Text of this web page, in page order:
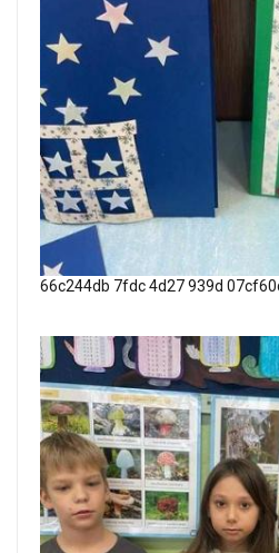
66c244db 7fdc 4d27 939d